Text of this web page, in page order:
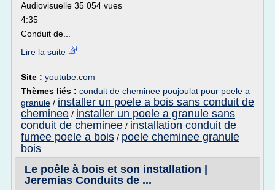
Audiovisuelle 35 054 vues
4:35
Conduit de...
Lire la suite
Site : youtube.com
Thèmes liés : conduit de cheminee poujoulat pour poele a
granule / installer un poele a bois sans conduit de
cheminee / installer un poele a granule sans
conduit de cheminee / installation conduit de
fumee poele a bois / poele cheminee granule
bois
Le poêle à bois et son installation |
Jeremias Conduits de ...